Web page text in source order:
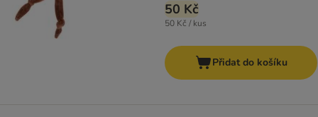
50 Kč
50 Kč / kus
Přidat do košíku